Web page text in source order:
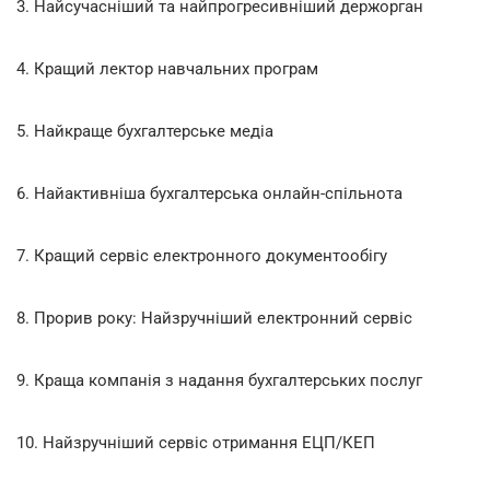
3. Найсучасніший та найпрогресивніший держорган
4. Кращий лектор навчальних програм
5. Найкраще бухгалтерське медіа
6. Найактивніша бухгалтерська онлайн-спільнота
7. Кращий сервіс електронного документообігу
8. Прорив року: Найзручніший електронний сервіс
9. Краща компанія з надання бухгалтерських послуг
10. Найзручніший сервіс отримання ЕЦП/КЕП